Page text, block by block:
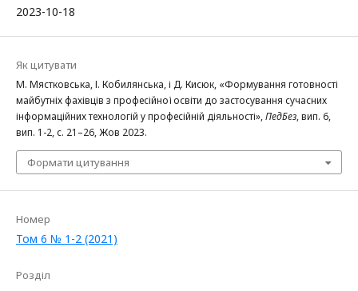
2023-10-18
Як цитувати
М. Мястковська, І. Кобилянська, і Д. Кисюк, «Формування готовності
майбутніх фахівців з професійної освіти до застосування сучасних
інформаційних технологій у професійній діяльності»,ПедБез, вип. 6,
вип. 1-2, с. 21–26, Жов 2023.
Формати цитування
Номер
Том 6 № 1-2 (2021)
Розділ